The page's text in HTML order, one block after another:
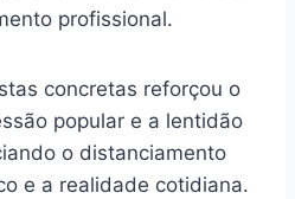
profissional.
concretas reforçou o
popular e a lentidão
o distanciamento
e a realidade cotidiana.